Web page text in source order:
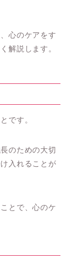
心のケアをす
解説します。
です。
のための大切
入れることが
とで、心のケ